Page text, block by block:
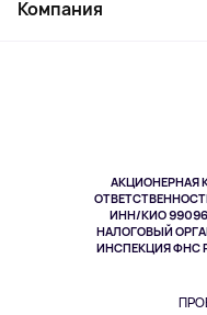
АКЦИОНЕРНАЯ
ИНН/КИО
НАЛОГОВЫЙ
ИНСПЕКЦИЯ ФНС
Здоровье питомцев
Одежда и аксессуары
Как заказать
Компания